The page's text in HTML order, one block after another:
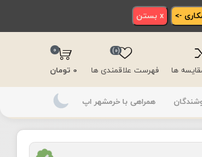
-> x بستن
ها فهرست علاقمندی ها
(0)
0
0 تومان
همراهی با خرمشهر اپ